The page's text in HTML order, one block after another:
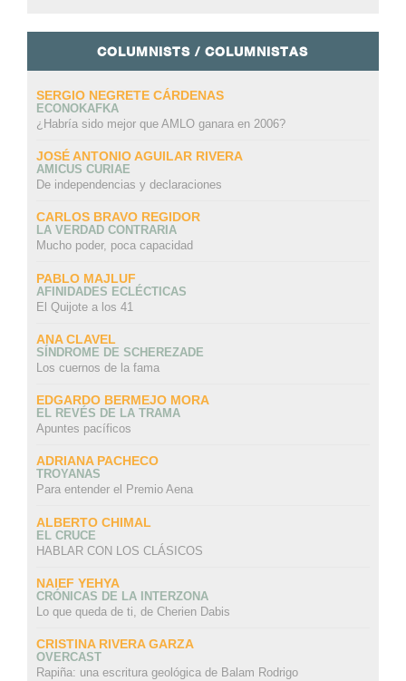
COLUMNISTS / COLUMNISTAS
SERGIO NEGRETE CÁRDENAS
ECONOKAFKA
¿Habría sido mejor que AMLO ganara en 2006?
JOSÉ ANTONIO AGUILAR RIVERA
AMICUS CURIAE
De independencias y declaraciones
CARLOS BRAVO REGIDOR
LA VERDAD CONTRARIA
Mucho poder, poca capacidad
PABLO MAJLUF
AFINIDADES ECLÉCTICAS
El Quijote a los 41
ANA CLAVEL
SÍNDROME DE SCHEREZADE
Los cuernos de la fama
EDGARDO BERMEJO MORA
EL REVÉS DE LA TRAMA
Apuntes pacíficos
ADRIANA PACHECO
TROYANAS
Para entender el Premio Aena
ALBERTO CHIMAL
EL CRUCE
HABLAR CON LOS CLÁSICOS
NAIEF YEHYA
CRÓNICAS DE LA INTERZONA
Lo que queda de ti, de Cherien Dabis
CRISTINA RIVERA GARZA
OVERCAST
Rapiña: una escritura geológica de Balam Rodrigo